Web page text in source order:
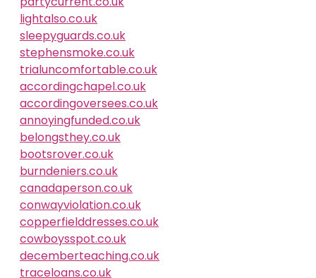
lightalso.co.uk
sleepyguards.co.uk
stephensmoke.co.uk
trialuncomfortable.co.uk
accordingchapel.co.uk
accordingoversees.co.uk
annoyingfunded.co.uk
belongsthey.co.uk
bootsrover.co.uk
burndeniers.co.uk
canadaperson.co.uk
conwayviolation.co.uk
copperfielddresses.co.uk
cowboysspot.co.uk
decemberteaching.co.uk
traceloans.co.uk